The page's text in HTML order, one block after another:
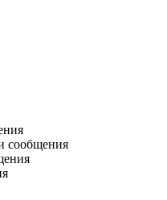
сообщения